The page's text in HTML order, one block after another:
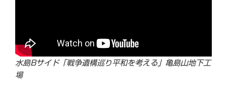
水島Bサイド「戦争遺構巡り平和を考える」亀島山地下工
場